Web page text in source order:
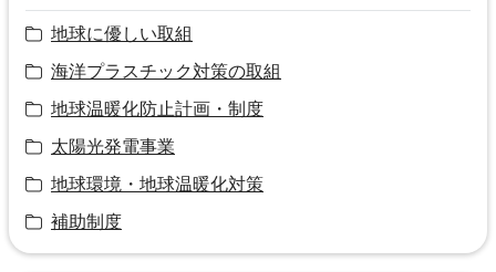
地球に優しい取組
海洋プラスチック対策の取組
地球温暖化防止計画・制度
太陽光発電事業
地球環境・地球温暖化対策
補助制度